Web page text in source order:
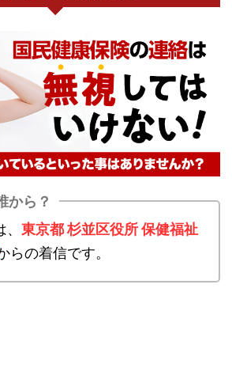
から？
東京都 杉並区役所 保健福祉
らの着信です。